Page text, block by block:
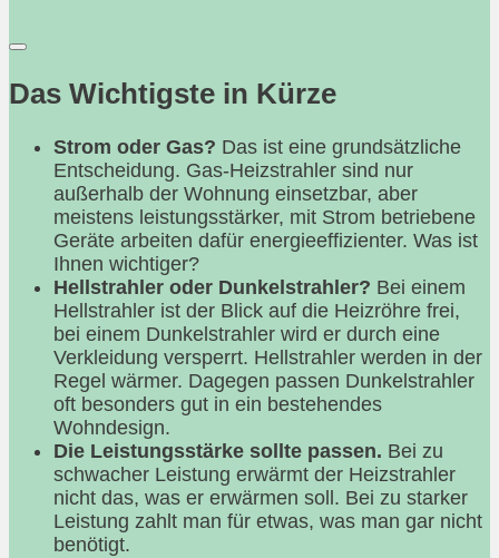
Das Wichtigste in Kürze
Strom oder Gas? Das ist eine grundsätzliche
Entscheidung. Gas-Heizstrahler sind nur
außerhalb der Wohnung einsetzbar, aber
meistens leistungsstärker, mit Strom betriebene
Geräte arbeiten dafür energieeffizienter. Was ist
Ihnen wichtiger?
Hellstrahler oder Dunkelstrahler? Bei einem
Hellstrahler ist der Blick auf die Heizröhre frei,
bei einem Dunkelstrahler wird er durch eine
Verkleidung versperrt. Hellstrahler werden in der
Regel wärmer. Dagegen passen Dunkelstrahler
oft besonders gut in ein bestehendes
Wohndesign.
Die Leistungsstärke sollte passen. Bei zu
schwacher Leistung erwärmt der Heizstrahler
nicht das, was er erwärmen soll. Bei zu starker
Leistung zahlt man für etwas, was man gar nicht
benötigt.